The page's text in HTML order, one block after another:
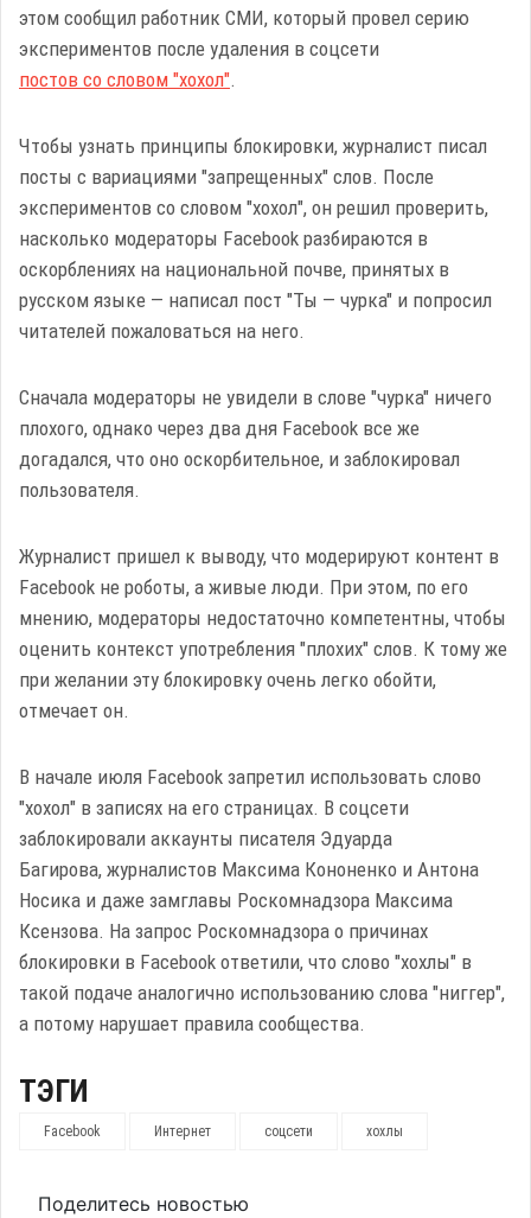
этом сообщил работник СМИ, который провел серию
экспериментов после удаления в соцсети
постов со словом "хохол".
Чтобы узнать принципы блокировки, журналист писал
посты с вариациями "запрещенных" слов. После
экспериментов со словом "хохол", он решил проверить,
насколько модераторы Facebook разбираются в
оскорблениях на национальной почве, принятых в
русском языке — написал пост "Ты — чурка" и попросил
читателей пожаловаться на него.
Сначала модераторы не увидели в слове "чурка" ничего
плохого, однако через два дня Facebook все же
догадался, что оно оскорбительное, и заблокировал
пользователя.
Журналист пришел к выводу, что модерируют контент в
Facebook не роботы, а живые люди. При этом, по его
мнению, модераторы недостаточно компетентны, чтобы
оценить контекст употребления "плохих" слов. К тому же
при желании эту блокировку очень легко обойти,
отмечает он.
В начале июля Facebook запретил использовать слово
"хохол" в записях на его страницах. В соцсети
заблокировали аккаунты писателя Эдуарда
Багирова, журналистов Максима Кононенко и Антона
Носика и даже замглавы Роскомнадзора Максима
Ксензова. На запрос Роскомнадзора о причинах
блокировки в Facebook ответили, что слово "хохлы" в
такой подаче аналогично использованию слова "ниггер",
а потому нарушает правила сообщества.
ТЭГИ
Facebook Интернет соцсети хохлы
Поделитесь новостью